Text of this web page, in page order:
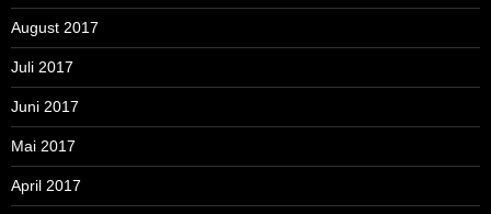
August 2017
Juli 2017
Juni 2017
Mai 2017
April 2017